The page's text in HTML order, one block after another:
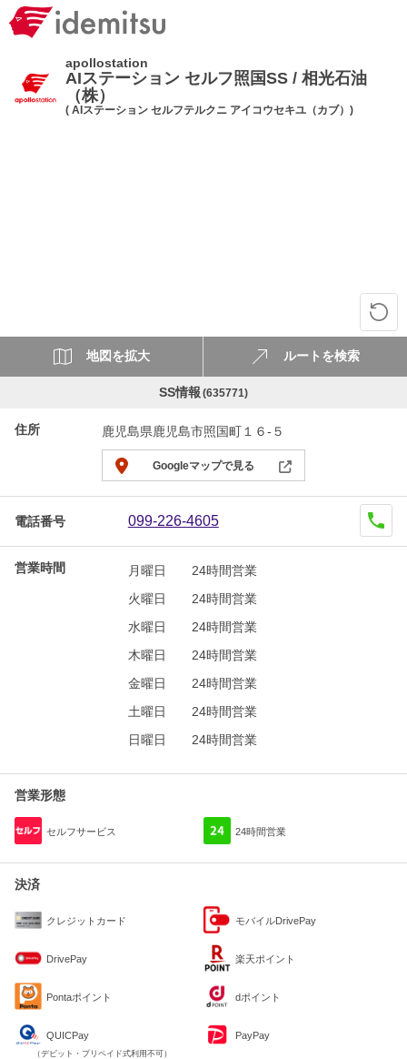
apollostation
AIステーション セルフ照国SS / 相光石油
（株）
( AIステーション セルフテルクニ アイコウセキユ（カブ）)
SS情報 (635771)
住所 鹿児島県鹿児島市照国町１６-５
Googleマップで見る
電話番号 099-226-4605
営業時間 月曜日
24時間営業
火曜日
24時間営業
水曜日
24時間営業
木曜日
24時間営業
金曜日
24時間営業
土曜日
24時間営業
日曜日
24時間営業
地図を拡大 ルートを検索
営業形態
セルフサービス 24時間営業
決済
クレジットカード モバイルDrivePay
DrivePay 楽天ポイント
Pontaポイント dポイント
QUICPay
（デビット・プリペイド式利用不可）
PayPay